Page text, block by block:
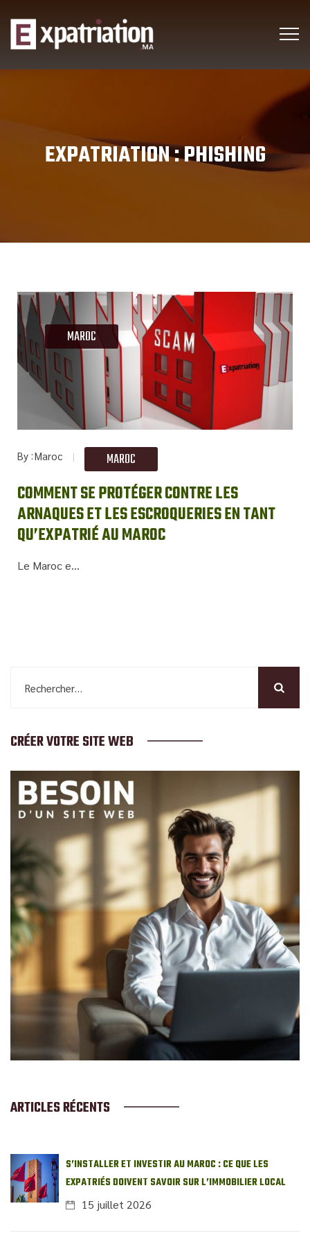
EXPATRIATION :PHISHING
MAROC
By Maroc MAROC
COMMENT SE PROTÉGER CONTRE LES
ARNAQUES ET LES ESCROQUERIES EN TANT
QU’EXPATRIÉ AU MAROC
Le Maroc e...
CRÉER VOTRE SITE WEB
ARTICLES RÉCENTS
S’INSTALLER ET INVESTIR AU MAROC : CE QUE LES
EXPATRIÉS DOIVENT SAVOIR SUR L’IMMOBILIER LOCAL
15 juillet 2026